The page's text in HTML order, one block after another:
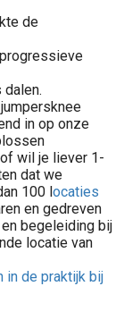
de
dalen.
in op onze
wil je liever 1-
dat we
100 locaties
en gedreven
begeleiding bij
locatie van
in de praktijk bij